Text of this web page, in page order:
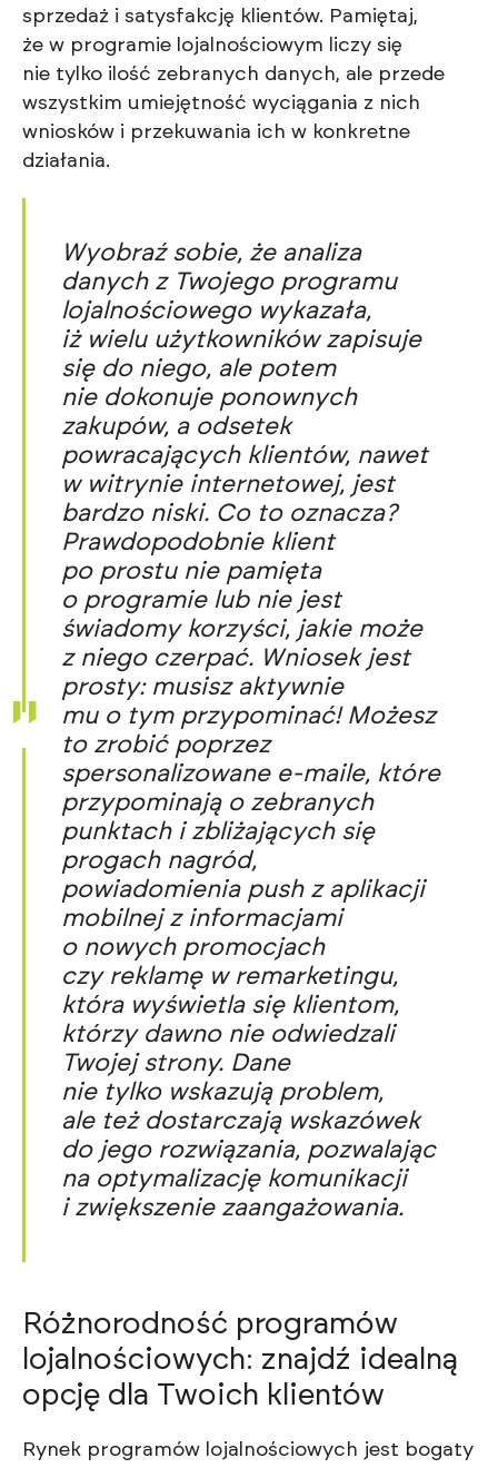
sprzedaż i satysfakcję klientów. Pamiętaj,
że w programie lojalnościowym liczy się
nie tylko ilość zebranych danych, ale przede
wszystkim umiejętność wyciągania z nich
wniosków i przekuwania ich w konkretne
działania.
Wyobraź sobie, że analiza
danych z Twojego programu
lojalnościowego wykazała,
iż wielu użytkowników zapisuje
się do niego, ale potem
nie dokonuje ponownych
zakupów, a odsetek
powracających klientów, nawet
w witrynie internetowej, jest
bardzo niski. Co to oznacza?
Prawdopodobnie klient
po prostu nie pamięta
o programie lub nie jest
świadomy korzyści, jakie może
z niego czerpać. Wniosek jest
prosty: musisz aktywnie
mu o tym przypominać! Możesz
to zrobić poprzez
spersonalizowane e-maile, które
przypominają o zebranych
punktach i zbliżających się
progach nagród,
powiadomienia push z aplikacji
mobilnej z informacjami
o nowych promocjach
czy reklamę w remarketingu,
która wyświetla się klientom,
którzy dawno nie odwiedzali
Twojej strony. Dane
nie tylko wskazują problem,
ale też dostarczają wskazówek
do jego rozwiązania, pozwalając
na optymalizację komunikacji
i zwiększenie zaangażowania.
Różnorodność programów
lojalnościowych: znajdź idealną
opcję dla Twoich klientów
Rynek programów lojalnościowych jest bogaty